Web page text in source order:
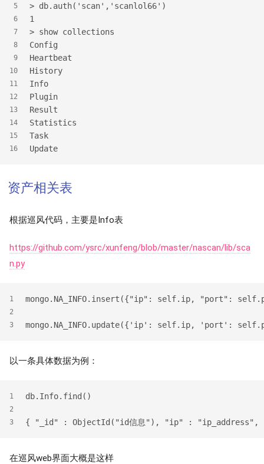
5
6
7
8
9
10
11
12
13
14
15
16
> db.auth('scan','scanlol66')
1
> show collections
Config
Heartbeat
History
Info
Plugin
Result
Statistics
Task
Update
资产相关表
根据巡风代码，主要是Info表
https://github.com/ysrc/xunfeng/blob/master/nascan/lib/sca
n.py
1
2
3
mongo.NA_INFO.insert({"ip": self.ip, "port":
mongo.NA_INFO.update({'ip': self.ip, 'port':
以一条具体数据为例：
1
2
3
db.Info.find()
{ "_id" : ObjectId("id信息"), "ip" : "ip_address",
在巡风web界面大概是这样